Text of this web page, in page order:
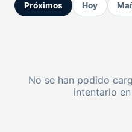
Próximos Hoy
No se han podido
intentarlo